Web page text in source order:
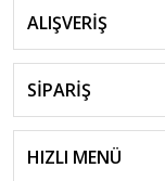
ALIŞVERİŞ
SİPARİŞ
HIZLI MENÜ